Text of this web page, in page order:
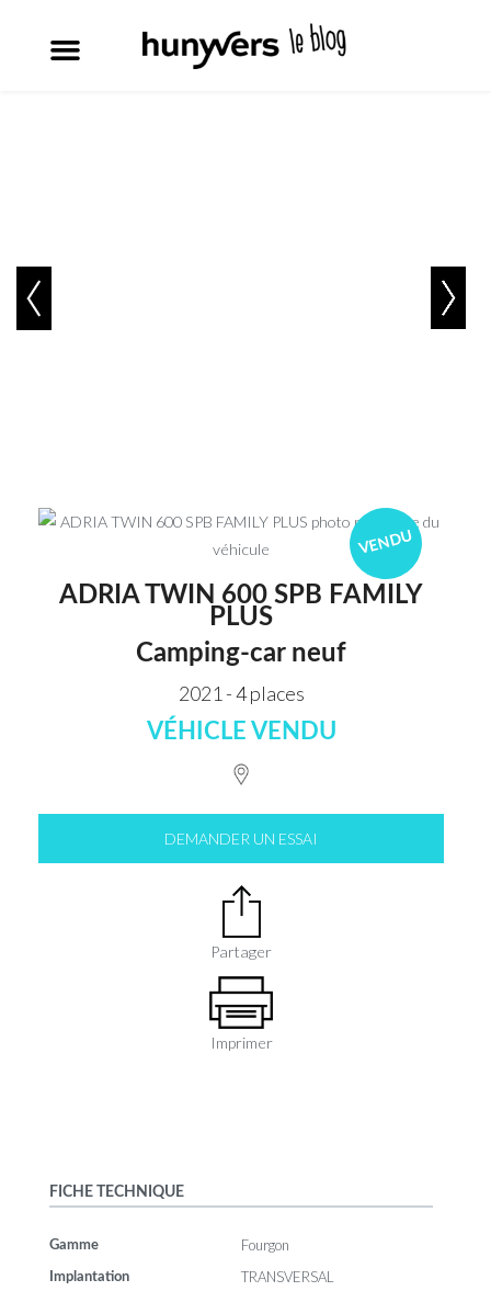
VENDU
ADRIA TWIN 600 SPB FAMILY
PLUS
Camping-car neuf
2021 - 4 places
VÉHICLE VENDU
DEMANDER UN ESSAI
Partager
Imprimer
FICHE TECHNIQUE
Gamme Fourgon
Implantation TRANSVERSAL